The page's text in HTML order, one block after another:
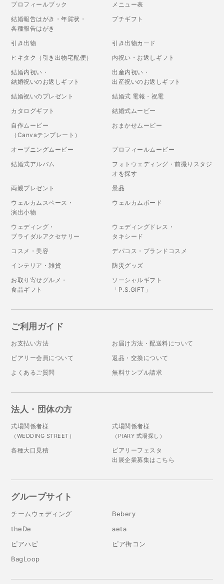
プロフィールブック
メニュー表
結婚報告はがき・年賀状・
各種報告はがき
プチギフト
引き出物
引き出物カード
ヒキタク（引き出物宅配便）
内祝い・お返しギフト
結婚内祝い・
結婚祝いのお返しギフト
出産内祝い・
出産祝いのお返しギフト
結婚祝いのプレゼント
結婚式 電報・祝電
カタログギフト
結婚式ムービー
自作ムービー
（Canvaテンプレート）
おまかせムービー
オープニングムービー
プロフィールムービー
結婚式アルバム
フォトウェディング・前撮りスタジ
オを探す
両親プレゼント
景品
ウェルカムスペース・
演出小物
ウェルカムボード
ウェディング・
ブライダルアクセサリー
ウェディングドレス・
タキシード
コスメ・美容
デパコス・ブランドコスメ
インテリア・雑貨
防災グッズ
お取り寄せグルメ・
食品ギフト
ソーシャルギフト
「P.S.GIFT」
ご利用ガイド
お支払い方法
お届け方法・配送料について
ピアリー会員について
返品・交換について
よくあるご質問
無料サンプル請求
法人・団体の方
式場関係者様
（WEDDING STREET）
式場関係者様
（PIARY 式場探し）
各種大口見積
ピアリーフェスタ
出展企業募集はこちら
グループサイト
チームウェディング
Bebery
theDe
aeta
ピアハピ
ピア街コン
BagLoop